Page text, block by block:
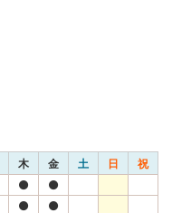
木 金 土 日 祝